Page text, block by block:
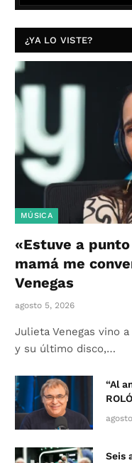
¿YA LO VISTE?
MÚSICA
«Estuve a
mamá me
Venegas
agosto 5, 2026
Julieta Venegas vino
y su último disco,…
“Al
Seis